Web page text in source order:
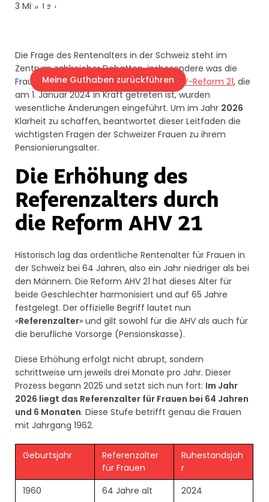
die neuen Reformen
Meine Guthaben zurückführen
3 Minuten
Die Frage des Rentenalters in der Schweiz steht im
Zentrum zahlreicher Debatten, insbesondere was die
Frauen betrifft. Mit der Annahme derAHV-Reform 21, die
am 1. Januar 2024 in Kraft getreten ist, wurden
wesentliche Änderungen eingeführt. Um im Jahr 2026
Klarheit zu schaffen, beantwortet dieser Leitfaden die
wichtigsten Fragen der Schweizer Frauen zu ihrem
Pensionierungsalter.
Die Erhöhung des
Referenzalters durch
die Reform AHV 21
Historisch lag das ordentliche Rentenalter für Frauen in
der Schweiz bei 64 Jahren, also ein Jahr niedriger als bei
den Männern. Die Reform AHV 21 hat dieses Alter für
beide Geschlechter harmonisiert und auf 65 Jahre
festgelegt. Der offizielle Begriff lautet nun
«Referenzalter» und gilt sowohl für die AHV als auch für
die berufliche Vorsorge (Pensionskasse).
Diese Erhöhung erfolgt nicht abrupt, sondern
schrittweise um jeweils drei Monate pro Jahr. Dieser
Prozess begann 2025 und setzt sich nun fort: Im Jahr
2026 liegt das Referenzalter für Frauen bei 64 Jahren
und 6 Monaten. Diese Stufe betrifft genau die Frauen
mit Jahrgang 1962.
Geburtsjahr
Referenzalter
für Frauen
Ruhestandsjah
r
1960
64 Jahre alt
2024